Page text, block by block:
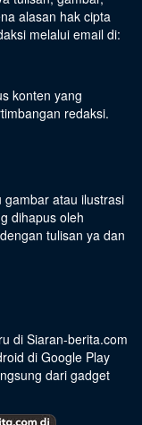
alasan hak cipta
melalui email di:
konten yang
redaksi.
gambar atau ilustrasi
dihapus oleh
tulisan ya dan
di Siaran-berita.com
di Google Play
dari gadget